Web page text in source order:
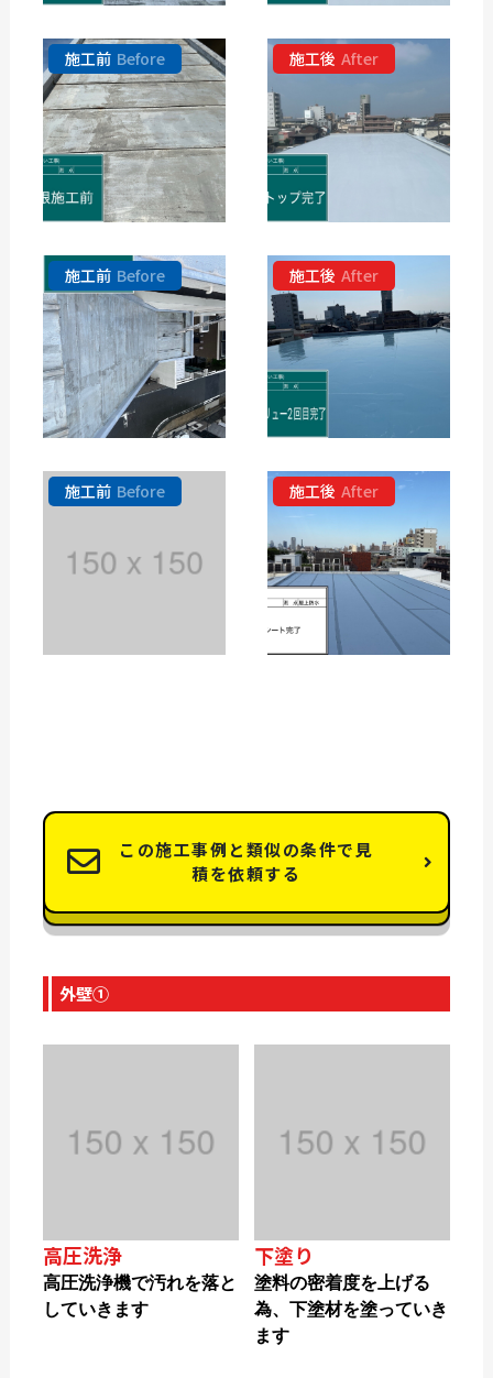
施工前 Before 施工後 After
施工前 Before 施工後 After
施工前 Before 施工後 After
この施工事例と類似の条件で見
積を依頼する
外壁①
高圧洗浄
高圧洗浄機で汚れを落と
していきます
下塗り
塗料の密着度を上げる
為、下塗材を塗っていき
ます